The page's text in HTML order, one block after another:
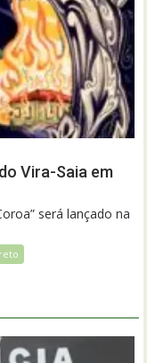
Vira-Saia em
será lançado na